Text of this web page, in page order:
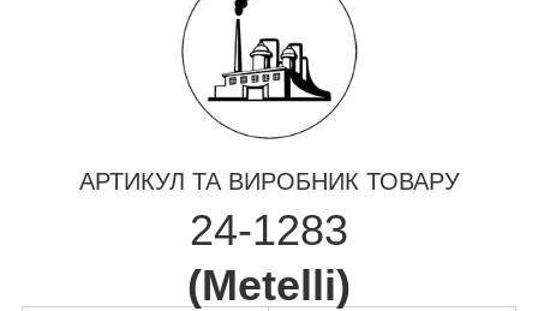
АРТИКУЛ ТА ВИРОБНИК ТОВАРУ
24-1283
(Metelli)